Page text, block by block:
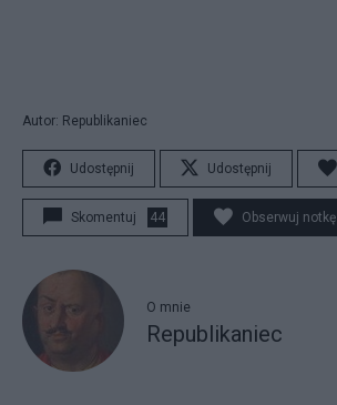
Autor: Republikaniec
Udostępnij Udostępnij
Skomentuj 44 Obserwuj notkę
O mnie
Republikaniec